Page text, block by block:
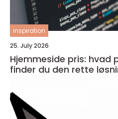
inspiration
25. July 2026
Hjemmeside pris: hvad
finder du den rette